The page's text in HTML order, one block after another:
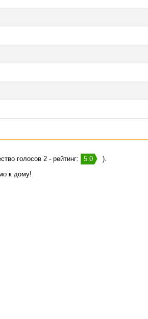
голосов 2 - рейтинг: 5.0
).
к дому!